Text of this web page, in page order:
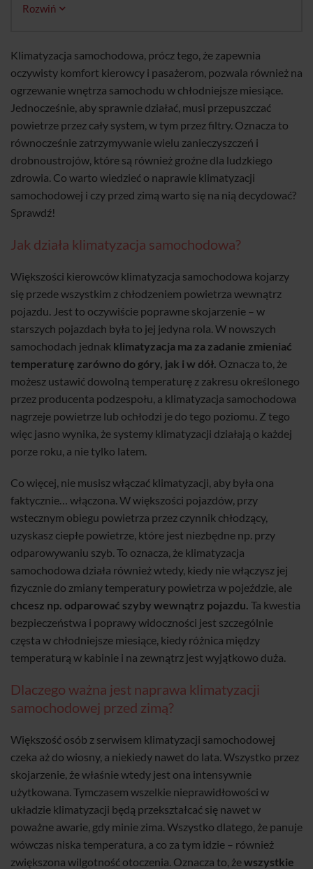
Rozwiń
Klimatyzacja samochodowa, prócz tego, że zapewnia
oczywisty komfort kierowcy i pasażerom, pozwala również na
ogrzewanie wnętrza samochodu w chłodniejsze miesiące.
Jednocześnie, aby sprawnie działać, musi przepuszczać
powietrze przez cały system, w tym przez filtry. Oznacza to
równocześnie zatrzymywanie wielu zanieczyszczeń i
drobnoustrojów, które są również groźne dla ludzkiego
zdrowia. Co warto wiedzieć o naprawie klimatyzacji
samochodowej i czy przed zimą warto się na nią decydować?
Sprawdź!
Jak działa klimatyzacja samochodowa?
Większości kierowców klimatyzacja samochodowa kojarzy
się przede wszystkim z chłodzeniem powietrza wewnątrz
pojazdu. Jest to oczywiście poprawne skojarzenie – w
starszych pojazdach była to jej jedyna rola. W nowszych
samochodach jednak klimatyzacja ma za zadanie zmieniać
temperaturę zarówno do góry, jak i w dół. Oznacza to, że
możesz ustawić dowolną temperaturę z zakresu określonego
przez producenta podzespołu, a klimatyzacja samochodowa
nagrzeje powietrze lub ochłodzi je do tego poziomu. Z tego
więc jasno wynika, że systemy klimatyzacji działają o każdej
porze roku, a nie tylko latem.
Co więcej, nie musisz włączać klimatyzacji, aby była ona
faktycznie… włączona. W większości pojazdów, przy
wstecznym obiegu powietrza przez czynnik chłodzący,
uzyskasz ciepłe powietrze, które jest niezbędne np. przy
odparowywaniu szyb. To oznacza, że klimatyzacja
samochodowa działa również wtedy, kiedy nie włączysz jej
fizycznie do zmiany temperatury powietrza w pojeździe, ale
chcesz np. odparować szyby wewnątrz pojazdu. Ta kwestia
bezpieczeństwa i poprawy widoczności jest szczególnie
częsta w chłodniejsze miesiące, kiedy różnica między
temperaturą w kabinie i na zewnątrz jest wyjątkowo duża.
Dlaczego ważna jest naprawa klimatyzacji
samochodowej przed zimą?
Większość osób z serwisem klimatyzacji samochodowej
czeka aż do wiosny, a niekiedy nawet do lata. Wszystko przez
skojarzenie, że właśnie wtedy jest ona intensywnie
użytkowana. Tymczasem wszelkie nieprawidłowości w
układzie klimatyzacji będą przekształcać się nawet w
poważne awarie, gdy minie zima. Wszystko dlatego, że panuje
wówczas niska temperatura, a co za tym idzie – również
zwiększona wilgotność otoczenia. Oznacza to, żewszystkie